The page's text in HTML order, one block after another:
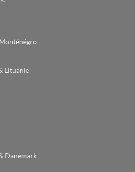
Lituanie
Danemark